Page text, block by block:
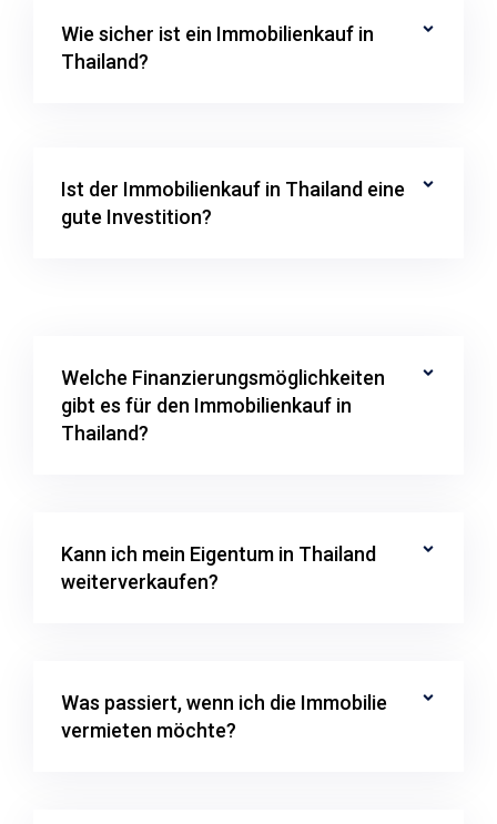
Wie sicher ist ein Immobilienkauf in
Thailand?
Ist der Immobilienkauf in Thailand eine
gute Investition?
Welche Finanzierungsmöglichkeiten
gibt es für den Immobilienkauf in
Thailand?
Kann ich mein Eigentum in Thailand
weiterverkaufen?
Was passiert, wenn ich die Immobilie
vermieten möchte?